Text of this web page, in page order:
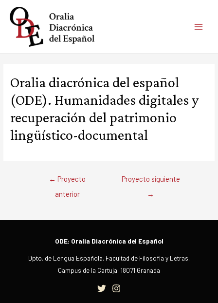
contenido
Oralia diacrónica del español
(ODE). Humanidades digitales y
recuperación del patrimonio
lingüístico-documental
Navegación
← Proyecto
anterior
Proyecto siguiente
→
ODE: Oralia Diacrónica del Español
Dpto. de Lengua Española. Facultad de Filosofía y Letras.
Campus de la Cartuja. 18071 Granada